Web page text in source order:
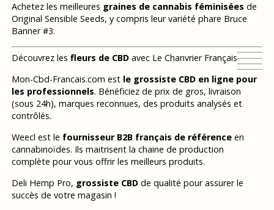
Achetez les meilleures graines de cannabis féminisées de
Original Sensible Seeds, y compris leur variété phare Bruce
Banner #3.
Découvrez les fleurs de CBDavec Le Chanvrier Français
Mon-Cbd-Francais.com est le grossiste CBD en ligne pour
les professionnels. Bénéficiez de prix de gros, livraison
(sous 24h), marques reconnues, des produits analysés et
contrôlés.
Weecl est le fournisseur B2B français de référenceen
cannabinoïdes. Ils maitrisent la chaine de production
complète pour vous offrir les meilleurs produits.
Deli Hemp Pro, grossiste CBDde qualité pour assurer le
succès de votre magasin !